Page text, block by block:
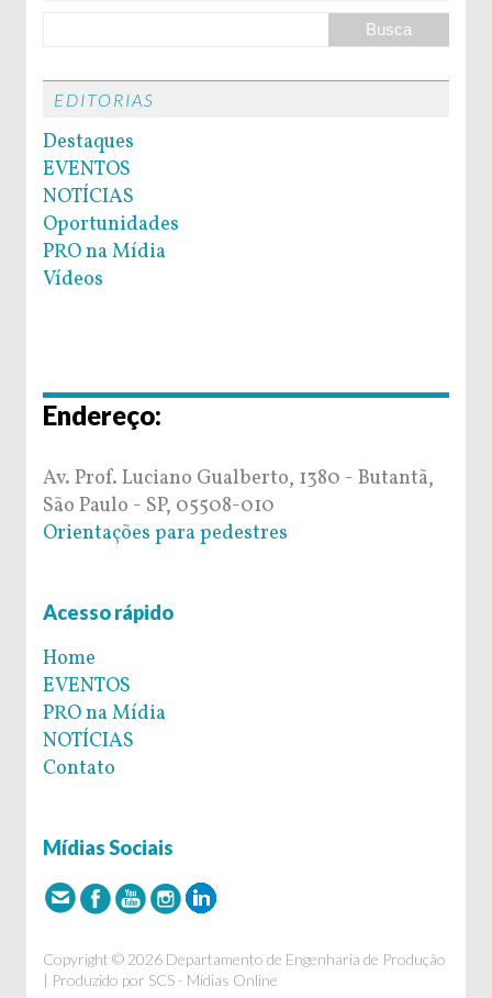
EDITORIAS
Destaques
EVENTOS
NOTÍCIAS
Oportunidades
PRO na Mídia
Vídeos
Endereço:
Av. Prof. Luciano Gualberto, 1380 - Butantã,
São Paulo - SP, 05508-010
Orientações para pedestres
Acesso rápido
Home
EVENTOS
PRO na Mídia
NOTÍCIAS
Contato
Mídias Sociais
Copyright © 2026 Departamento de Engenharia de Produção
| Produzido por SCS - Mídias Online